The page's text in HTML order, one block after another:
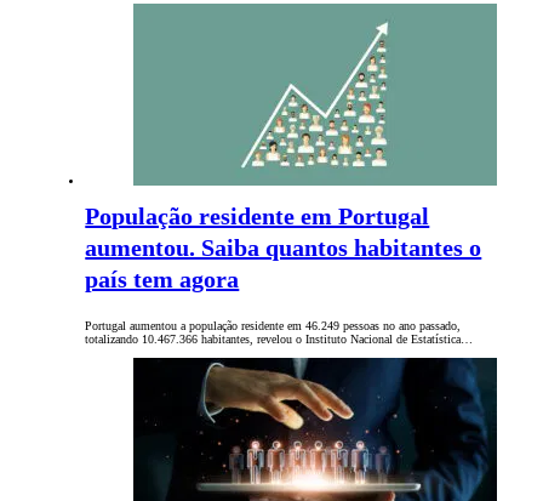
População residente em Portugal
aumentou. Saiba quantos habitantes o
país tem agora
Portugal aumentou a população residente em 46.249 pessoas no ano passado,
totalizando 10.467.366 habitantes, revelou o Instituto Nacional de Estatística…